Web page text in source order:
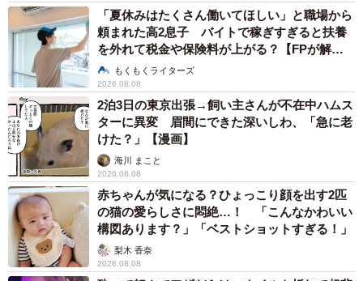
「夏休みはたくさん働いてほしい」と職場から
頼まれた高2息子 バイトで稼ぎすぎると扶養
を外れて税金や保険料が上がる？【FPが解
説】もくもくライターズ
2026.08.08
2泊3日の東京出張→飼い主さんが不在中ハムス
ターに異変 眉間にできた深いしわ、「急に老
けた？」【漫画】
海川 まこと
2026.08.08
赤ちゃんが気になる？ひょっこり顔を出す2匹
の猫の愛らしさに悶絶…！ 「こんなかわいい
構図あります？」「ベストショットすぎる！」
梨木 香奈
2026.08.08